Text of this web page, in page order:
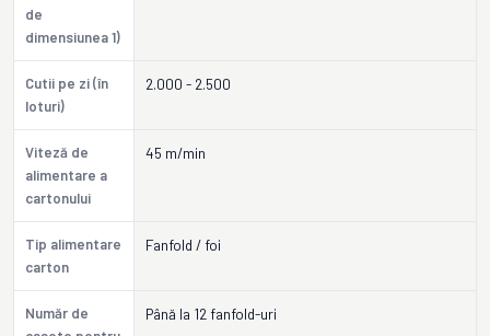
de
dimensiunea 1)
Cutii pe zi (în
loturi)
2.000 - 2.500
Viteză de
alimentare a
cartonului
45 m/min
Tip alimentare
carton
Fanfold / foi
Număr de
Până la 12 fanfold-uri